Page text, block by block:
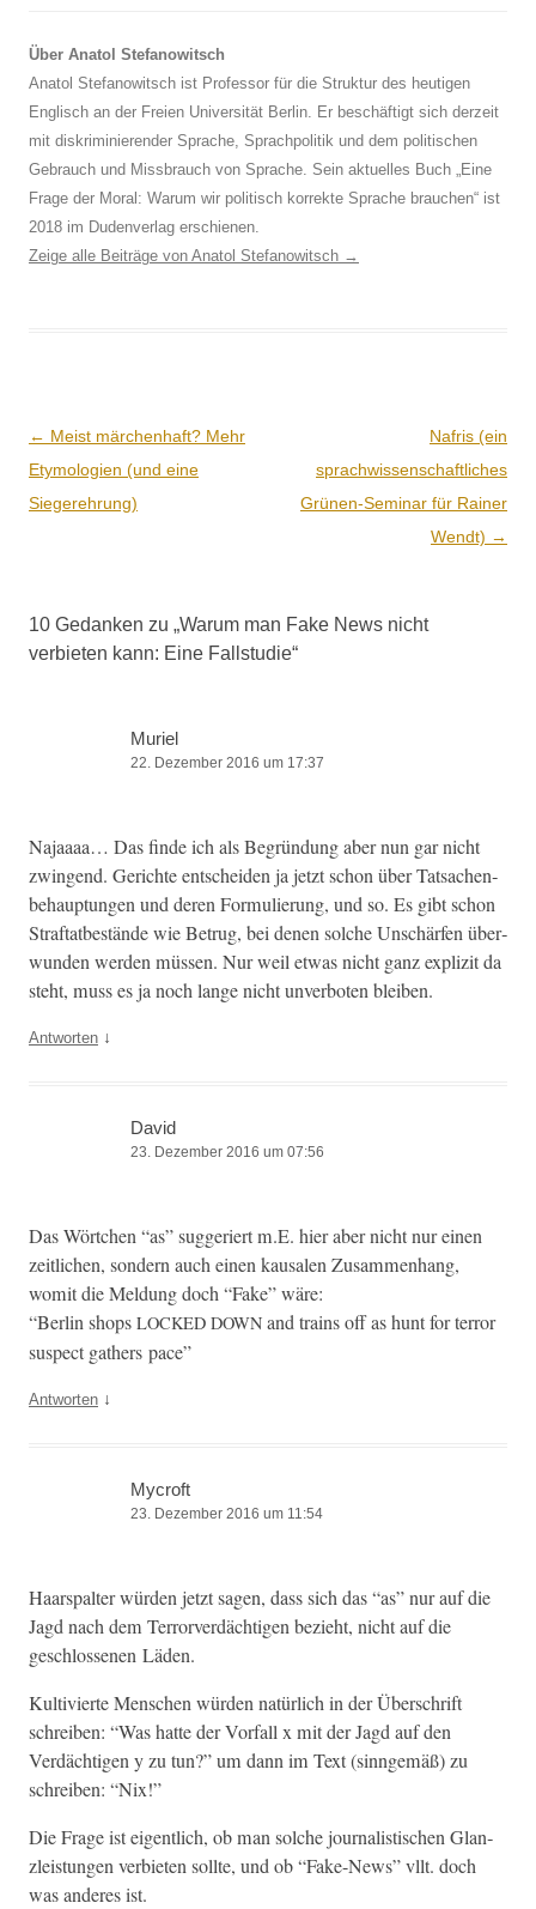
Über Anatol Stefanowitsch
Anatol Stefanowitsch ist Professor für die Struktur des heutigen
Englisch an der Freien Universität Berlin. Er beschäftigt sich derzeit
mit diskriminierender Sprache, Sprachpolitik und dem politischen
Gebrauch und Missbrauch von Sprache. Sein aktuelles Buch „Eine
Frage der Moral: Warum wir politisch korrekte Sprache brauchen“ ist
2018 im Dudenverlag erschienen.
Zeige alle Beiträge von Anatol Stefanowitsch →
Beitrags-
Navigation
← Meist märchenhaft? Mehr
Etymologien (und eine
Siegerehrung)
Nafris (ein
sprachwissenschaftliches
Grünen-Seminar für Rainer
Wendt) →
10 Gedanken zu „Warum man Fake News nicht
verbieten kann: Eine Fallstudie“
Muriel
22. Dezember 2016 um 17:37
Najaaaa… Das finde ich als Begrün­dung aber nun gar nicht
zwin­gend. Gerichte entschei­den ja jet­zt schon über Tat­sachen­
be­haup­tun­gen und deren For­mulierung, und so. Es gibt schon
Straftatbestände wie Betrug, bei denen solche Unschär­fen über­
wun­den wer­den müssen. Nur weil etwas nicht ganz expliz­it da
ste­ht, muss es ja noch lange nicht unver­boten bleiben.
Antworten ↓
David
23. Dezember 2016 um 07:56
Das Wörtchen “as” sug­geriert m.E. hier aber nicht nur einen
zeitlichen, son­dern auch einen kausalen Zusam­men­hang,
wom­it die Mel­dung doch “Fake” wäre:
“Berlin shops LOCKED DOWN and trains off as hunt for ter­ror
sus­pect gath­ers pace”
Antworten ↓
Mycroft
23. Dezember 2016 um 11:54
Haarspal­ter wür­den jet­zt sagen, dass sich das “as” nur auf die
Jagd nach dem Ter­rorverdächti­gen bezieht, nicht auf die
geschlosse­nen Läden.
Kul­tivierte Men­schen wür­den natür­lich in der Über­schrift
schreiben: “Was hat­te der Vor­fall x mit der Jagd auf den
Verdächti­gen y zu tun?” um dann im Text (sin­ngemäß) zu
schreiben: “Nix!”
Die Frage ist eigentlich, ob man solche jour­nal­is­tis­chen Glan­
zleis­tun­gen ver­bi­eten sollte, und ob “Fake-News” vllt. doch
was anderes ist.